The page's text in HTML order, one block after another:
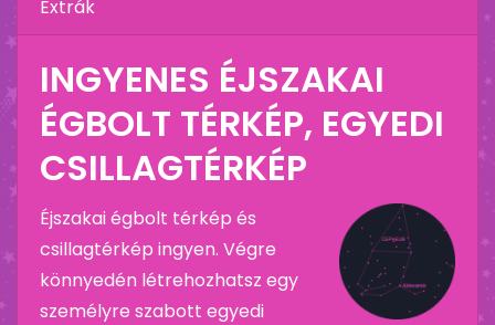
Extrák
INGYENES ÉJSZAKAI
ÉGBOLT TÉRKÉP, EGYEDI
CSILLAGTÉRKÉP
Éjszakai égbolt térkép és
csillagtérkép ingyen. Végre
könnyedén létrehozhatsz egy
személyre szabott egyedi